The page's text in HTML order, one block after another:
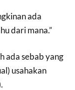
ada
dari mana.”
ada sebab yang
usahakan